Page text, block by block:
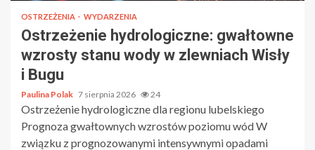
OSTRZEŻENIA WYDARZENIA
Ostrzeżenie hydrologiczne: gwałtowne
wzrosty stanu wody w zlewniach Wisły
i Bugu
Paulina Polak 7 sierpnia 2026 24
Ostrzeżenie hydrologiczne dla regionu lubelskiego
Prognoza gwałtownych wzrostów poziomu wód W
związku z prognozowanymi intensywnymi opadami